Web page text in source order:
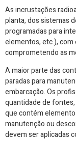
As incrustações
planta, dos sistemas
programadas para
elementos, etc.),
comprometendo as
A maior parte das
paradas para
embarcação. Os
quantidade de
que contém
manutenção ou
devem ser aplicadas